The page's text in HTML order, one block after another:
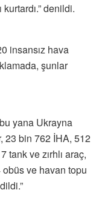
denildi.
insansız hava
şunlar
yana Ukrayna
23 bin 762 İHA, 512
tank ve zırhlı araç,
ve havan topu